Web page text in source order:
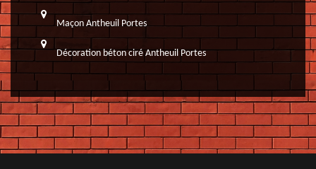
Maçon Antheuil Portes
Décoration béton ciré Antheuil Portes